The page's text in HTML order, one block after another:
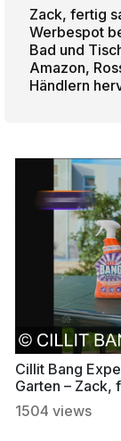
Zack, fertig
Werbespot
Bad und
Amazon,
Händlern
Cillit Bang
Garten – Zack,
1504 views